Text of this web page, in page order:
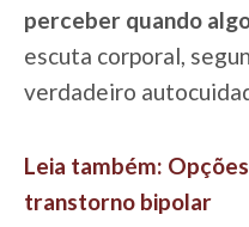
perceber quando
escuta corporal,
verdadeiro
Leia também:
transtorno bipolar